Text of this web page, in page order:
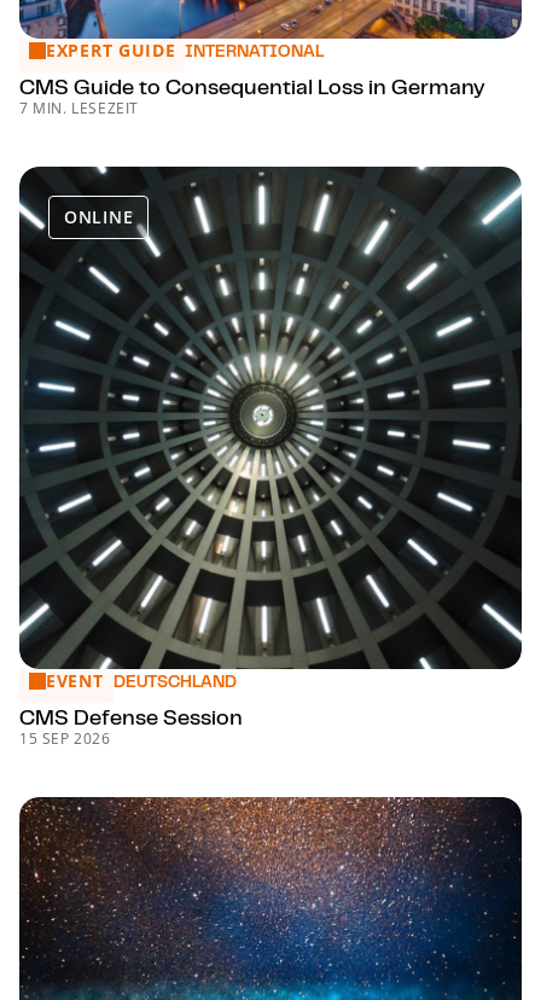
CMS Guide to Consequential Loss in Germany
EXPERT GUIDE INTERNATIONAL
CMS Guide to Consequential Loss in Germany
7 MIN. LESEZEIT
ONLINE
CMS Defense Session
EVENT DEUTSCHLAND
CMS Defense Session
15 SEP 2026